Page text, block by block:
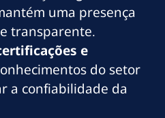
uma presença
transparente.
e
do setor
a confiabilidade da